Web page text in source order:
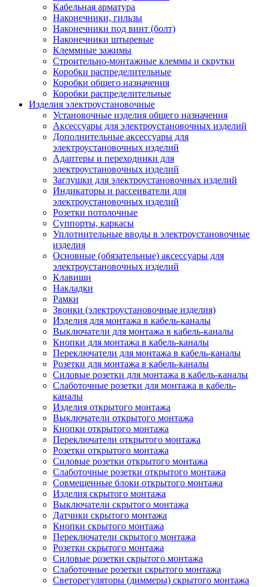
Кабельная арматура
Наконечники, гильзы
Наконечники под винт (болт)
Наконечники штыревые
Клеммные зажимы
Строительно-монтажные клеммы и скрутки
Коробки распределительные
Коробки общего назначения
Коробки распределительные
Изделия электроустановочные
Установочные изделия общего назначения
Аксессуары для электроустановочных изделий
Дополнительные аксессуары для
электроустановочных изделий
Адаптеры и переходники для
электроустановочных изделий
Заглушки для электроустановочных изделий
Индикаторы и рассеиватели для
электроустановочных изделий
Розетки потолочные
Суппорты, каркасы
Уплотнительные вводы в электроустановочные
изделия
Основные (обязательные) аксессуары для
электроустановочных изделий
Клавиши
Накладки
Рамки
Звонки (электроустановочные изделия)
Изделия для монтажа в кабель-каналы
Выключатели для монтажа в кабель-каналы
Кнопки для монтажа в кабель-каналы
Переключатели для монтажа в кабель-каналы
Розетки для монтажа в кабель-каналы
Силовые розетки для монтажа в кабель-каналы
Слаботочные розетки для монтажа в кабель-
каналы
Изделия открытого монтажа
Выключатели открытого монтажа
Кнопки открытого монтажа
Переключатели открытого монтажа
Розетки открытого монтажа
Силовые розетки открытого монтажа
Слаботочные розетки открытого монтажа
Совмещенные блоки открытого монтажа
Изделия скрытого монтажа
Выключатели скрытого монтажа
Датчики скрытого монтажа
Кнопки скрытого монтажа
Переключатели скрытого монтажа
Розетки скрытого монтажа
Силовые розетки скрытого монтажа
Слаботочные розетки скрытого монтажа
Светорегуляторы (диммеры) скрытого монтажа